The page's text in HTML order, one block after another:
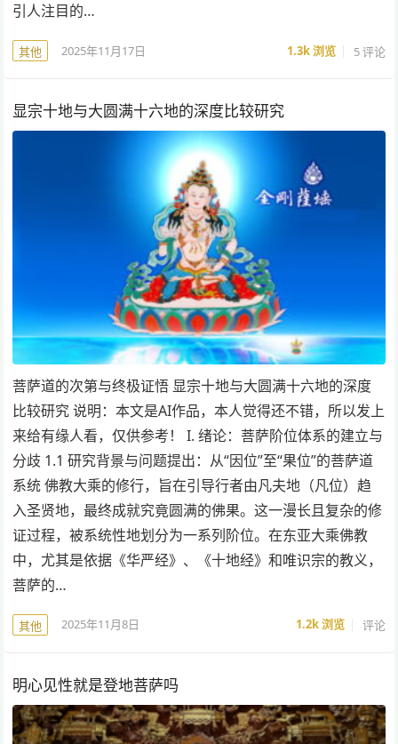
引人注目的…
其他 2025年11月17日 1.3k浏览 5 评论
显宗十地与大圆满十六地的深度比较研究
菩萨道的次第与终极证悟 显宗十地与大圆满十六地的深度
比较研究 说明：本文是AI作品，本人觉得还不错，所以发上
来给有缘人看，仅供参考！ I. 绪论：菩萨阶位体系的建立与
分歧 1.1 研究背景与问题提出：从“因位”至“果位”的菩萨道
系统 佛教大乘的修行，旨在引导行者由凡夫地（凡位）趋
入圣贤地，最终成就究竟圆满的佛果。这一漫长且复杂的修
证过程，被系统性地划分为一系列阶位。在东亚大乘佛教
中，尤其是依据《华严经》、《十地经》和唯识宗的教义，
菩萨的…
其他 2025年11月8日 1.2k浏览 评论
明心见性就是登地菩萨吗